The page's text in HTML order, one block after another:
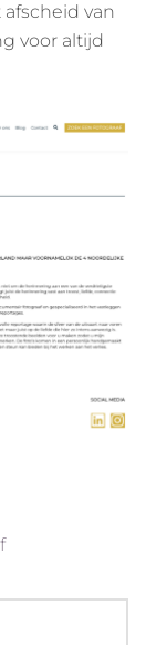
van
voor altijd